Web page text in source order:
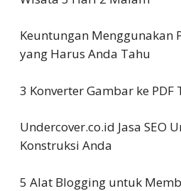
Keuntungan Menggunakan
yang Harus Anda Tahu
3 Konverter Gambar ke PDF
Undercover.co.id Jasa SEO
Konstruksi Anda
5 Alat Blogging untuk